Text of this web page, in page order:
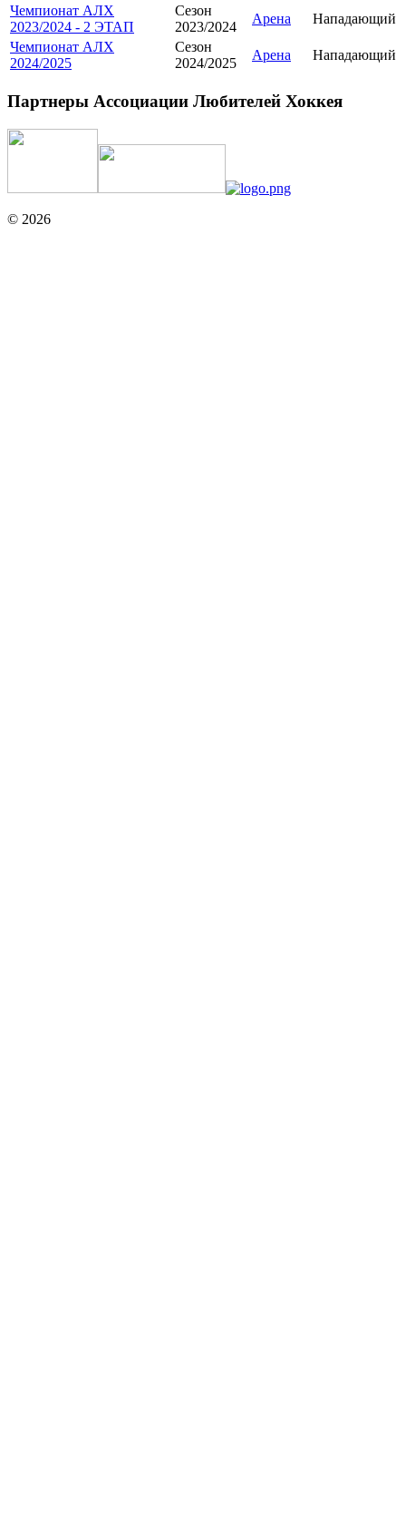
Чемпионат АЛХ
2023/2024 - 2 ЭТАП
Сезон
2023/2024
Арена
Нападающий
Чемпионат АЛХ
2024/2025
Сезон
2024/2025
Арена Нападающий
Партнеры Ассоциации Любителей Хоккея
© 2026